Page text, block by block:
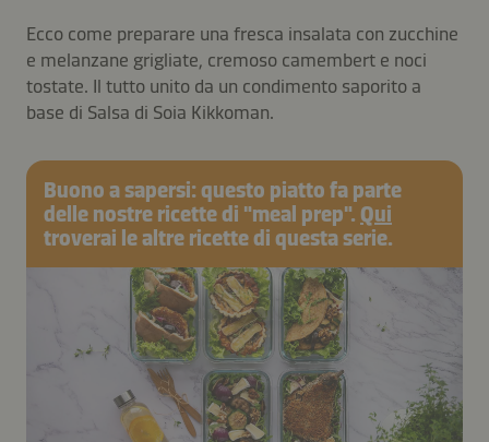
Ecco come preparare una fresca insalata con zucchine
e melanzane grigliate, cremoso camembert e noci
tostate. Il tutto unito da un condimento saporito a
base di Salsa di Soia Kikkoman.
Buono a sapersi: questo piatto fa parte
delle nostre ricette di "meal prep". Qui
troverai le altre ricette di questa serie.